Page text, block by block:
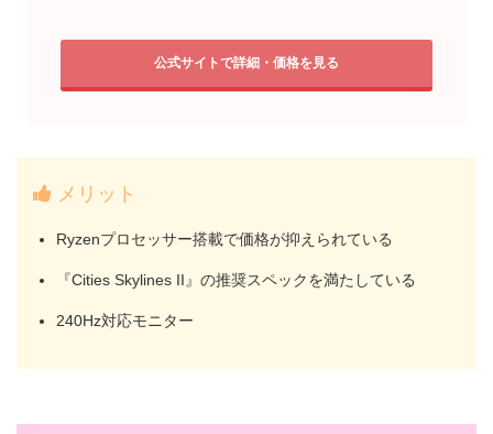
公式サイトで詳細・価格を見る
メリット
Ryzenプロセッサー搭載で価格が抑えられている
『Cities Skylines II』の推奨スペックを満たしている
240Hz対応モニター